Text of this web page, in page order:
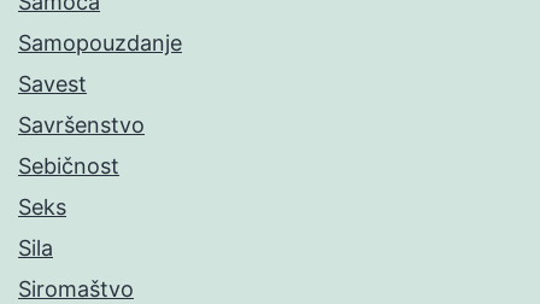
Samopouzdanje
Savest
Savršenstvo
Sebičnost
Seks
Sila
Siromaštvo